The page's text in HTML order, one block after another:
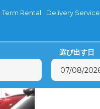
Term Rental Delivery Service
選び出す日
火